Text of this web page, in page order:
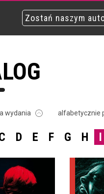
Zostań naszym
wydania alfabetycznie
D E F G H I